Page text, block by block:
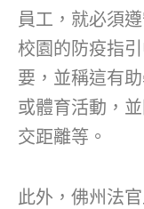
員工，就必須
校園的防疫指
要，並稱這有
或體育活動，
交距離等。
此外，佛州法